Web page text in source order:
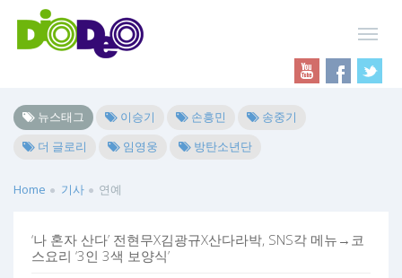
뉴스태그 이승기 손흥민
송중기
더 글로리
임영웅 방탄소년단
Home 기사 연예
‘나 혼자 산다’ 전현무X김광규X산다라박, SNS각 메뉴→코
스요리 ‘3인 3색 보양식’